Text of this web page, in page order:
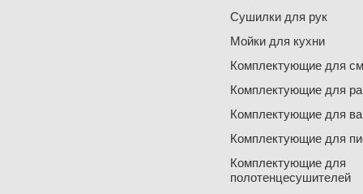
Сушилки для рук
Мойки для кухни
Комплектующие для
Комплектующие для
Комплектующие для
Комплектующие для
Комплектующие для
полотенцесушителей